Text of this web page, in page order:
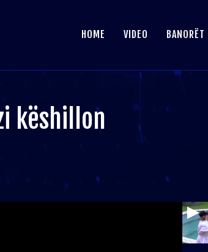
HOME VIDEO BANORËT
këshillon